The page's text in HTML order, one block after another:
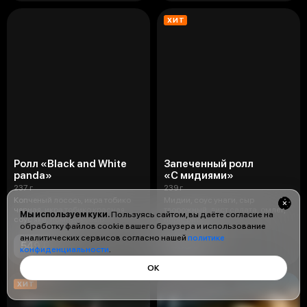
Ролл «Black and White
panda»
237 г
Копченый лосось, икра тобико
черная, икра тобико красная,
соус яки, помидор, сыр
творожный
549 ₽
ХИТ
Запеченный ролл
«С мидиями»
239 г
творожный, лист салата, омлет,
нори, рис
ХИТ
Мы используем куки.Пользуясь сайтом, вы даёте согласие на
обработку файлов cookie вашего браузера и использование
аналитических сервисов согласно нашей политике
конфиденциальности.
ОК